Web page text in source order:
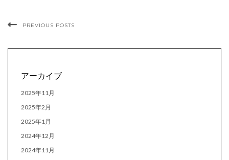
PREVIOUS POSTS
アーカイブ
2025年11月
2025年2月
2025年1月
2024年12月
2024年11月